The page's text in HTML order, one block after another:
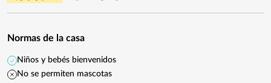
Normas de la casa
Niños y bebés bienvenidos
No se permiten mascotas